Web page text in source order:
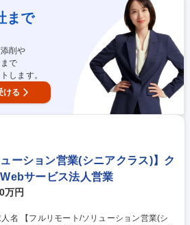
活動や研修制度の企画立案、福利厚生制度の
には管理本部長や役員としてのキャリアパス
です。 ※変更の範囲：当社業務全般 募集
ン歓迎/週1-2程度在宅勤務OK/経験を活かせ
まで
削や
で
します。
ける
ーション営業(シニアクラス)】ク
サービス法人営業
万円